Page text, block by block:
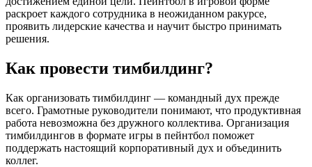
раскроет каждого сотрудника в неожиданном ракурсе,
проявить лидерские качества и научит быстро принимать
решения.
Как провести тимбилдинг?
Как организовать тимбилдинг — командный дух прежде
всего. Грамотные руководители понимают, что продуктивная
работа невозможна без дружного коллектива. Организация
тимбилдингов в формате игры в пейнтбол поможет
поддержать настоящий корпоративный дух и объединить
коллег.